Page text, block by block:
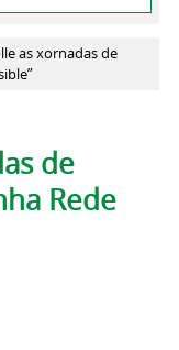
as xornadas de
de
Rede